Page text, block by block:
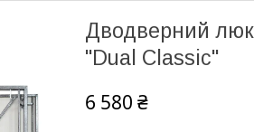
Дводверний
"Dual Classic"
6 580 ₴